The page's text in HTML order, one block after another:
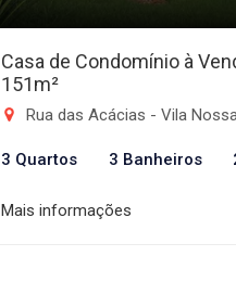
Casa de Condomínio à
151m²
Rua das Acácias - Vila Nossa
3 Quartos 3 Banheiros
Mais informações